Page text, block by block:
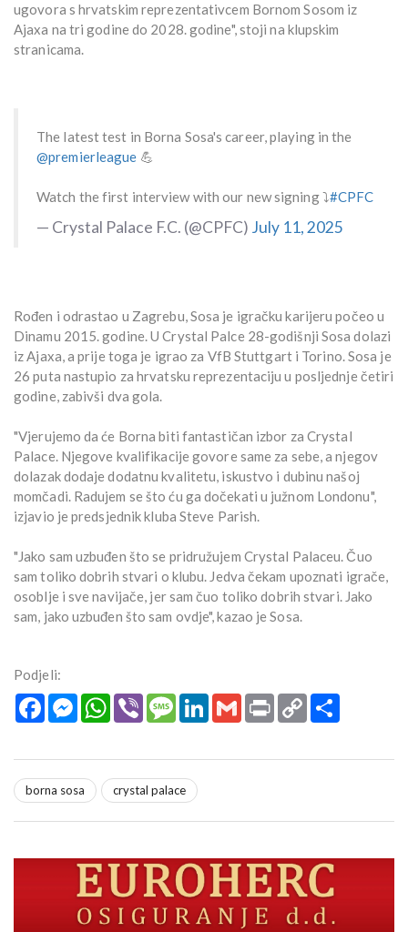
ugovora s hrvatskim reprezentativcem Bornom Sosom iz
Ajaxa na tri godine do 2028. godine", stoji na klupskim
stranicama.
The latest test in Borna Sosa's career, playing in the
@premierleague 💪
Watch the first interview with our new signing ⤵️#CPFC
— Crystal Palace F.C. (@CPFC) July 11, 2025
Rođen i odrastao u Zagrebu, Sosa je igračku karijeru počeo u
Dinamu 2015. godine. U Crystal Palce 28-godišnji Sosa dolazi
iz Ajaxa, a prije toga je igrao za VfB Stuttgart i Torino. Sosa je
26 puta nastupio za hrvatsku reprezentaciju u posljednje četiri
godine, zabivši dva gola.
"Vjerujemo da će Borna biti fantastičan izbor za Crystal
Palace. Njegove kvalifikacije govore same za sebe, a njegov
dolazak dodaje dodatnu kvalitetu, iskustvo i dubinu našoj
momčadi. Radujem se što ću ga dočekati u južnom Londonu",
izjavio je predsjednik kluba Steve Parish.
"Jako sam uzbuđen što se pridružujem Crystal Palaceu. Čuo
sam toliko dobrih stvari o klubu. Jedva čekam upoznati igrače,
osoblje i sve navijače, jer sam čuo toliko dobrih stvari. Jako
sam, jako uzbuđen što sam ovdje", kazao je Sosa.
Podjeli:
FacebookMessengerWhatsApp
Viber MessageLinkedInGmail Print Copy
Link
borna sosa crystal palace